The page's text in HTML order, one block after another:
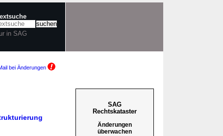
in SAG
bei Änderungen
SAG
Rechtskataster
Änderungen
überwachen